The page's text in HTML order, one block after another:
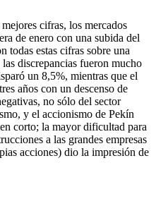
cifras, los mercados
de enero con una subida del
todas estas cifras sobre una
discrepancias fueron mucho
un 8,5%, mientras que el
años con un descenso de
no sólo del sector
y el accionismo de Pekín
corto; la mayor dificultad para
a las grandes empresas
acciones) dio la impresión de